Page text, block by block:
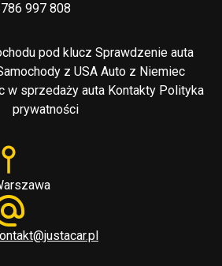
997 808
pod klucz Sprawdzenie auta
z USA Auto z Niemiec
w sprzedaży auta Kontakty Polityka
prywatności